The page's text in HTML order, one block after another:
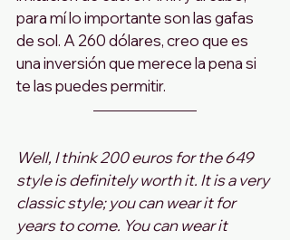
para mí lo importante son las gafas
de sol. A 260 dólares, creo que es
una inversión que merece la pena si
te las puedes permitir.
Well, I think 200 euros for the 649
style is definitely worth it. It is a very
classic style; you can wear it for
years to come. You can wear it